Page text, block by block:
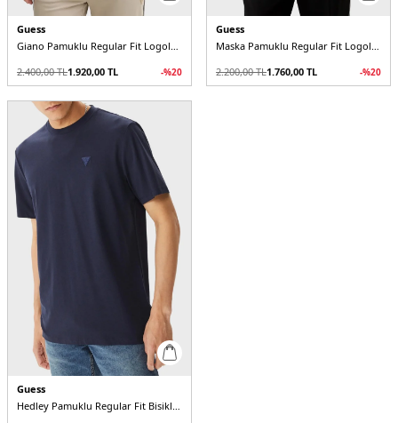
Guess
Giano Pamuklu Regular Fit Logolu Bisiklet Yaka Z6RI16I3Z14 Erkek T Shirt
2.400,00TL1.920,00 TL -%20
Guess
Maska Pamuklu Regular Fit Logolu Bisiklet Yaka Z6RI15I3Z14 Erkek T Shirt
2.200,00TL1.760,00 TL -%20
Guess
Hedley Pamuklu Regular Fit Bisiklet Yaka Z2YI12JR06K Erkek T Shirt